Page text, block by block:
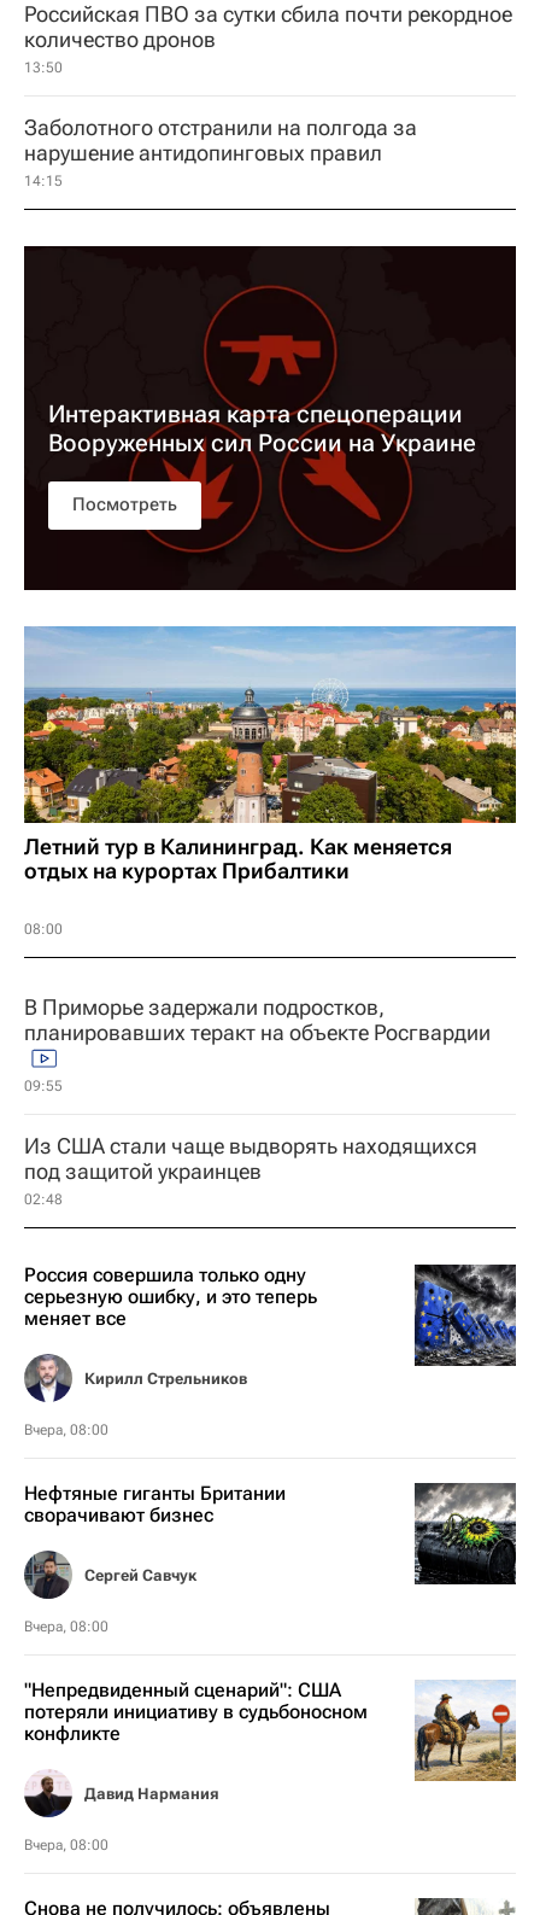
Российская ПВО за сутки сбила почти рекордное
количество дронов
13:50
Заболотного отстранили на полгода за
нарушение антидопинговых правил
14:15
Интерактивная карта спецоперации
Вооруженных сил России на Украине
Посмотреть
Летний тур в Калининград. Как меняется
отдых на курортах Прибалтики
08:00
В Приморье задержали подростков,
планировавших теракт на объекте Росгвардии
09:55
Из США стали чаще выдворять находящихся
под защитой украинцев
02:48
Россия совершила только одну
серьезную ошибку, и это теперь
меняет все
Кирилл Стрельников
Вчера, 08:00
Нефтяные гиганты Британии
сворачивают бизнес
Сергей Савчук
Вчера, 08:00
"Непредвиденный сценарий": США
потеряли инициативу в судьбоносном
конфликте
Давид Нармания
Вчера, 08:00
Снова не получилось: объявлены